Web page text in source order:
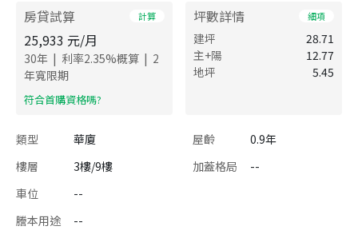
房貸試算 計算
25,933 元/月
30年 | 利率2.35%概算 | 2
年寬限期
​符合首購資格嗎?
坪數詳情 細項
建坪
28.71
主+陽
12.77
地坪
5.45
類型 華廈 屋齡
0.9年
樓層
3樓/9樓 加蓋格局
--
車位
--
謄本用途
--